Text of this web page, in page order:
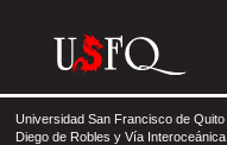
Universidad San Francisco de Quito
Diego de Robles y Vía Interoceánica